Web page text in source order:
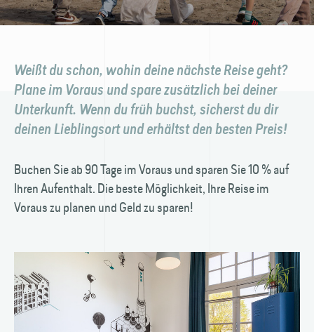
Weißt du schon, wohin deine nächste Reise geht?
Plane im Voraus und spare zusätzlich bei deiner
Unterkunft. Wenn du früh buchst, sicherst du dir
deinen Lieblingsort und erhältst den besten Preis!
Buchen Sie ab 90 Tage im Voraus und sparen Sie 10 % auf
Ihren Aufenthalt. Die beste Möglichkeit, Ihre Reise im
Voraus zu planen und Geld zu sparen!